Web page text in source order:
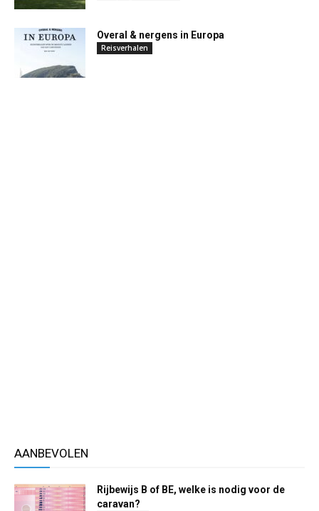
Overal & nergens in Europa
Reisverhalen
AANBEVOLEN
Rijbewijs B of BE, welke is nodig voor de
caravan?